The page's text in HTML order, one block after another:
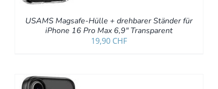
USAMS Magsafe-Hülle + drehbarer Ständer für
iPhone 16 Pro Max 6,9″ Transparent
19,90 CHF